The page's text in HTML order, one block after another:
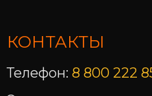
КОНТАКТЫ
Телефон: 8 800 222